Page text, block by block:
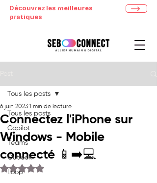
Découvrez les meilleures
pratiques
Tous les posts
Copilot
Teams
Outlook
Loop
Tous les posts
Connectez l'iPhone sur
Windows - Mobile
connecté 📱➡️💻
6 juin 2023 1 min de lecture
Noté NaN étoiles sur 5.